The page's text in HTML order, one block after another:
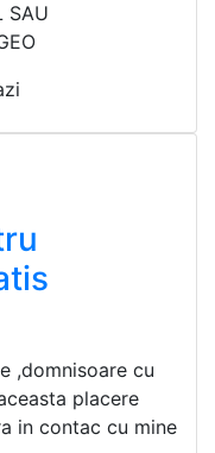
SAU
,domnisoare cu
placere
in contac cu mine